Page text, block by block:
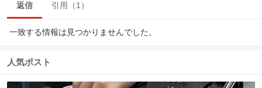
返信 引用（1）
一致する情報は見つかりませんでした。
人気ポスト